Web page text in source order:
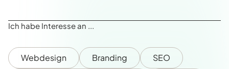
Ich habe Interesse an ...
Webdesign Branding
SEO